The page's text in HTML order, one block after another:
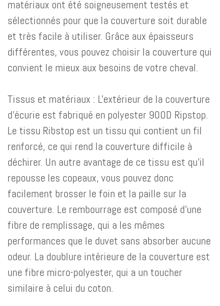
matériaux ont été soigneusement testés et
sélectionnés pour que la couverture soit durable
et très facile à utiliser. Grâce aux épaisseurs
différentes, vous pouvez choisir la couverture qui
convient le mieux aux besoins de votre cheval.
Tissus et matériaux : L'extérieur de la couverture
d'écurie est fabriqué en polyester 900D Ripstop.
Le tissu Ribstop est un tissu qui contient un fil
renforcé, ce qui rend la couverture difficile à
déchirer. Un autre avantage de ce tissu est qu'il
repousse les copeaux, vous pouvez donc
facilement brosser le foin et la paille sur la
couverture. Le rembourrage est composé d'une
fibre de remplissage, qui a les mêmes
performances que le duvet sans absorber aucune
odeur. La doublure intérieure de la couverture est
une fibre micro-polyester, qui a un toucher
similaire à celui du coton.